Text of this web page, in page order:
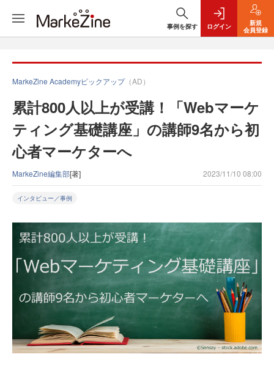
事例を探す ログイン
新規
会員登録
MarkeZine Academyピックアップ（AD）
累計800人以上が受講！「Webマーケ
ティング基礎講座」の講師9名から初
心者マーケターへ
MarkeZine編集部[著] 2023/11/10 08:00
インタビュー／事例